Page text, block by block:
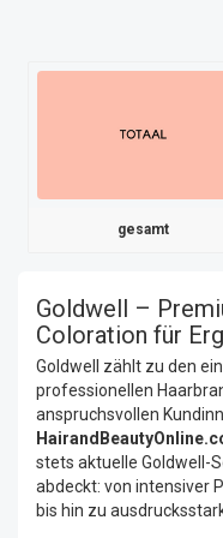
gesamt
Goldwell –
Coloration für
Goldwell zählt zu den
professionellen
anspruchsvollen
stets aktuelle Goldwell-
abdeckt: von intensiver
bis hin zu